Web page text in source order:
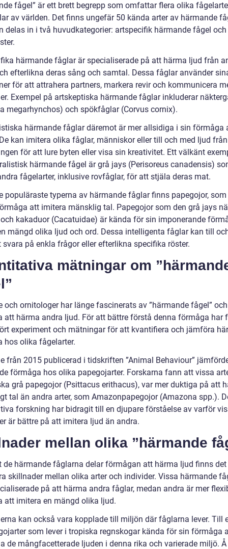
fågel” är ett brett begrepp som omfattar flera olika
av världen. Det finns ungefär 50 kända arter av härmande
delas in i två huvudkategorier: artspecifik härmande fågel och
härmande fåglar är specialiserade på att härma ljud från
efterlikna deras sång och samtal. Dessa fåglar använder
för att attrahera partners, markera revir och kommunicera
Exempel på artskeptiska härmande fåglar inkluderar
megarhynchos) och spökfåglar (Corvus cornix).
härmande fåglar däremot är mer allsidiga i sin förmåga
kan imitera olika fåglar, människor eller till och med ljud från
för att lure byten eller visa sin kreativitet. Ett välkänt
härmande fågel är grå jays (Perisoreus canadensis)
fågelarter, inklusive rovfåglar, för att stjäla deras mat.
populäraste typerna av härmande fåglar finns papegojor,
att imitera mänsklig tal. Papegojor som den grå jays
kakaduor (Cacatuidae) är kända för sin imponerande
mängd olika ljud och ord. Dessa intelligenta fåglar kan till
svara på enkla frågor eller efterlikna specifika röster.
mätningar om
och ornitologer har länge fascinerats av ”härmande fågel”
att härma andra ljud. För att bättre förstå denna förmåga har
experiment och mätningar för att kvantifiera och jämföra
hos olika fågelarter.
från 2015 publicerad i tidskriften ”Animal Behaviour”
förmåga hos olika papegojarter. Forskarna fann att vissa
grå papegojor (Psittacus erithacus), var mer duktiga på att
tal än andra arter, som Amazonpapegojor (Amazona spp.).
forskning har bidragit till en djupare förståelse av varför
är bättre på att imitera ljud än andra.
mellan olika ”härmande
de härmande fåglarna delar förmågan att härma ljud finns det
skillnader mellan olika arter och individer. Vissa härmande
på att härma andra fåglar, medan andra är mer
att imitera en mängd olika ljud.
kan också vara kopplade till miljön där fåglarna lever. Till
som lever i tropiska regnskogar kända för sin förmåga
de mångfacetterade ljuden i denna rika och varierade miljö.